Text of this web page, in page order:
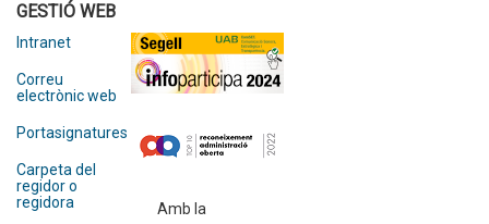
GESTIÓ WEB
Intranet
Correu
electrònic web
Portasignatures
Carpeta del
regidor o
regidora
Amb la